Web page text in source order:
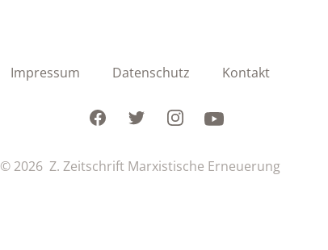
Impressum Datenschutz Kontakt
FacebookTwitterInstagramYoutube
© 2026 Z. Zeitschrift Marxistische Erneuerung